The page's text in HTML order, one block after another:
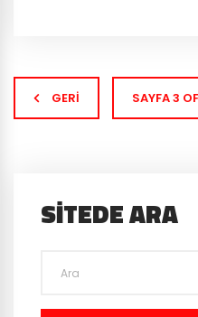
GERI SAYFA 3
SITEDE ARA